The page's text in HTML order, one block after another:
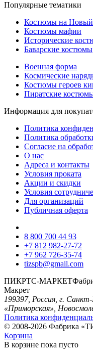
Популярные тематики
Костюмы на Новый
Костюмы мафии
Исторические
Баварские костюмы
Военная форма
Космические
Костюмы героев
Пиратские
Информация для
Политика
Политика
Согласие на
О нас
Адреса и контакты
Условия проката
Акции и скидки
Условия
Для организаций
Публичная оферта
8 800 700 44 93
+7 812 982-27-72
+7 962 726-35-74
tizspb@gmail.com
ПИКРТС-МАРКЕТ
Макрет
199397, Россия, г.
«Приморская»,
Политика
© 2008-2026 Фабрика
Корзина
В корзине пока пусто